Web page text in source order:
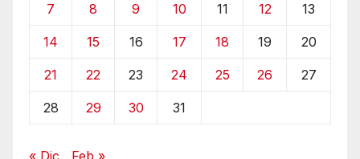
7 8 9 10 11 12 13
14 15 16 17 18 19 20
21 22 23 24 25 26 27
28 29 30 31